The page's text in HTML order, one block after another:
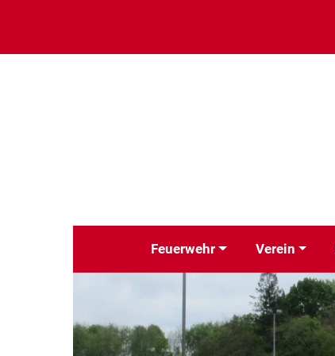
Feuerwehr Verein